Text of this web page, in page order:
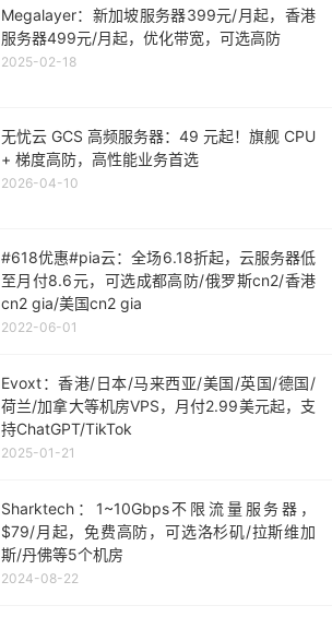
Megalayer：新加坡服务器399元/月起，香港
服务器499元/月起，优化带宽，可选高防
2025-02-18
无忧云 GCS 高频服务器：49 元起！旗舰 CPU
+ 梯度高防，高性能业务首选
2026-04-10
#618优惠#pia云：全场6.18折起，云服务器低
至月付8.6元，可选成都高防/俄罗斯cn2/香港
cn2 gia/美国cn2 gia
2022-06-01
Evoxt：香港/日本/马来西亚/美国/英国/德国/
荷兰/加拿大等机房VPS，月付2.99美元起，支
持ChatGPT/TikTok
2025-01-21
Sharktech：1~10Gbps不限流量服务器，
$79/月起，免费高防，可选洛杉矶/拉斯维加
斯/丹佛等5个机房
2024-08-22